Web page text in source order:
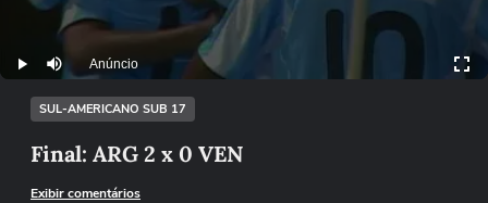
Play Mutar Anúncio
SUL-AMERICANO SUB 17
Final: ARG 2 x 0 VEN
Exibir comentários